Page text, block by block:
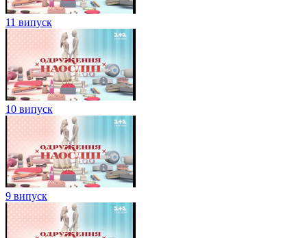
11 випуск
10 випуск
9 випуск